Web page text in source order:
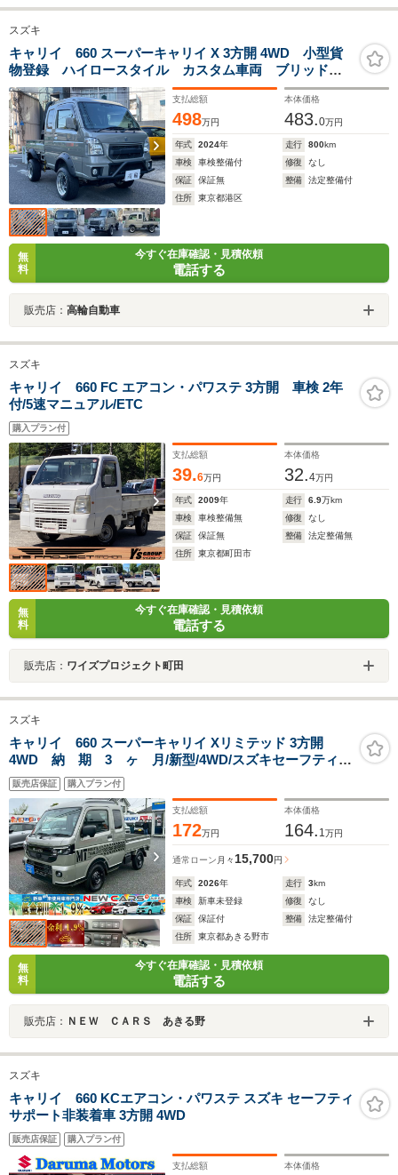
スズキ
キャリイ 660 スーパーキャリイ X 3方開 4WD 小型貨
物登録 ハイロースタイル カスタム車両 ブリッドセ
ミバケットシート2脚 5インチリフトアップ 15インチ
8Jワークマイスター 70mmワイドフェンダー ロールバ
ー カスタム 多 数
支払総額
498万円
本体価格
483.0万円
年式 2024年 走行 800km
車検
車検整備付 修復
なし
保証
保証無 整備
法定整備付
住所
東京都港区
無
料
今すぐ在庫確認・見積依頼
電話する
販売店： 高輪自動車
スズキ
キャリイ 660 FC エアコン・パワステ 3方開 車検 2年
付/5速マニュアル/ETC
購入プラン付
支払総額
39.6万円
本体価格
32.4万円
年式 2009年 走行 6.9万km
車検
車検整備無 修復
なし
保証
保証無 整備
法定整備無
住所
東京都町田市
無
料
今すぐ在庫確認・見積依頼
電話する
販売店： ワイズプロジェクト町田
スズキ
キャリイ 660 スーパーキャリイ Xリミテッド 3方開
4WD 納 期 3 ヶ 月/新型/4WD/スズキセーフティサ
ポート/LEDヘッドライト/荷台作業灯/フォグ/メッキドア
ハンドル/ヒーテッドドアミラー/USB電源ソケット/スモ
ークガラス/フロントスピーカー
販売店保証 購入プラン付
支払総額
172万円
本体価格
164. 1万円
通常ローン 月々15,700円
年式 2026年 走行 3km
車検
新車未登録 修復
なし
保証
保証付 整備
法定整備付
住所
東京都あきる野市
無
料
今すぐ在庫確認・見積依頼
電話する
販売店： ＮＥＷ ＣＡＲＳ あきる野
スズキ
キャリイ 660 KCエアコン・パワステ スズキ セーフティ
サポート非装着車 3方開 4WD
販売店保証 購入プラン付
支払総額 本体価格